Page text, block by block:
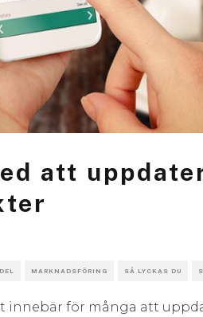
att
MARKNADSFÖRING SÅ LYCKAS DU
innebär för många att